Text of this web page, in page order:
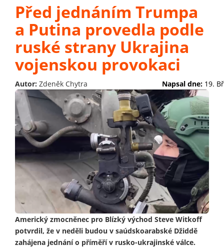
Před jednáním Trumpa
a Putina provedla podle
ruské strany Ukrajina
vojenskou provokaci
Autor: Zdeněk Chytra Napsal dne: 19.
Americký zmocněnec pro Blízký východ Steve Witkoff
potvrdil, že v neděli budou v saúdskoarabské Džiddě
zahájena jednání o příměří v rusko-ukrajinské válce.